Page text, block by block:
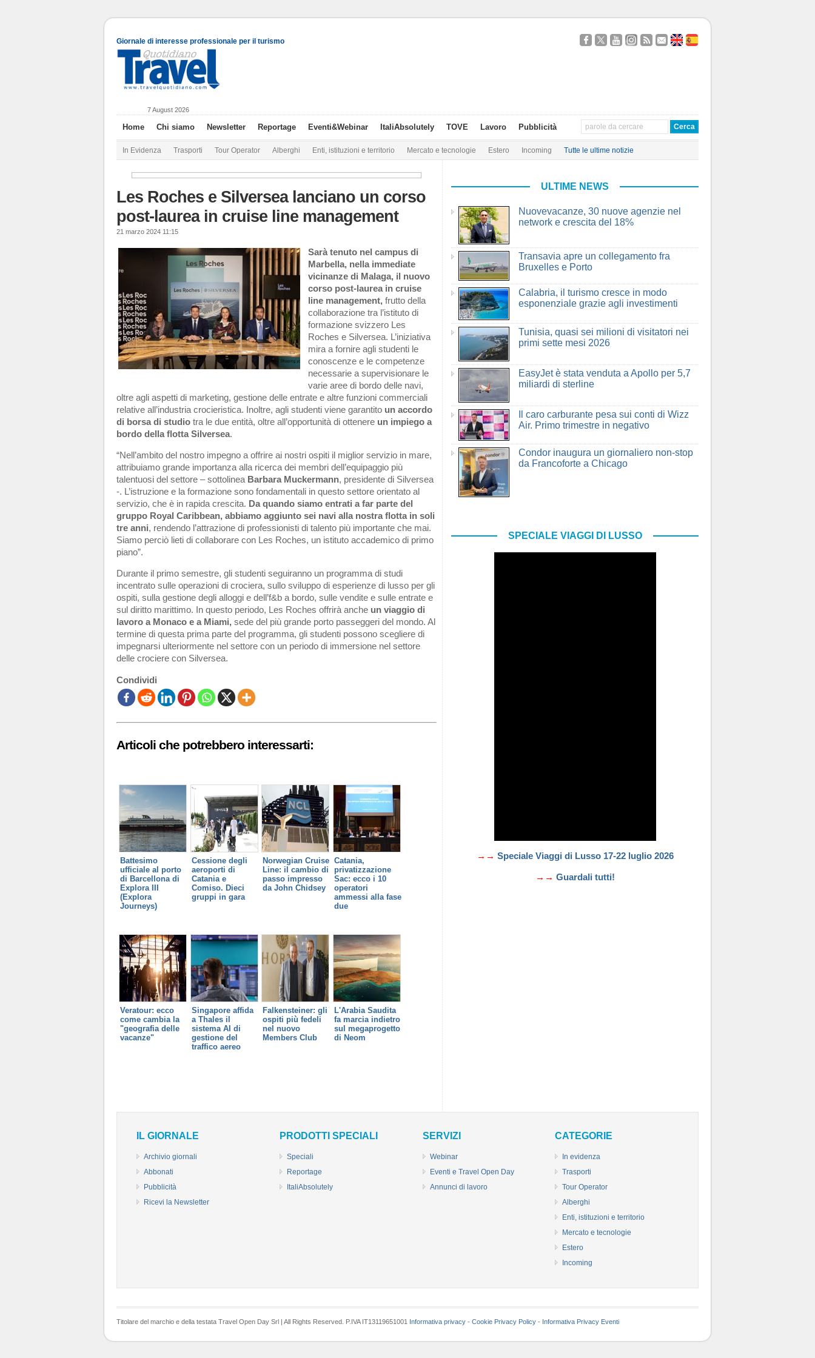
Giornale di interesse professionale per il turismo
SeguiciSeguiGuardaciSeguiciSeguiContattaci
About
7 August 2026
Home Chi siamo Newsletter Reportage Eventi&Webinar ItaliAbsolutely TOVE Lavoro Pubblicità
In Evidenza Trasporti Tour Operator Alberghi Enti, istituzioni e territorio Mercato e tecnologie Estero Incoming Tutte le ultime notizie
Les Roches e Silversea lanciano un corso
post-laurea in cruise line management
21 marzo 2024 11:15
Sarà tenuto nel campus di
Marbella, nella immediate
vicinanze di Malaga, il nuovo
corso post-laurea in cruise
line management, frutto della
collaborazione tra l’istituto di
formazione svizzero Les
Roches e Silversea. L’iniziativa
mira a fornire agli studenti le
conoscenze e le competenze
necessarie a supervisionare le
varie aree di bordo delle navi,
oltre agli aspetti di marketing, gestione delle entrate e altre funzioni commerciali
relative all’industria crocieristica. Inoltre, agli studenti viene garantito un accordo
di borsa di studio tra le due entità, oltre all’opportunità di ottenere un impiego a
bordo della flotta Silversea.
“Nell’ambito del nostro impegno a offrire ai nostri ospiti il miglior servizio in mare,
attribuiamo grande importanza alla ricerca dei membri dell’equipaggio più
talentuosi del settore – sottolinea Barbara Muckermann, presidente di Silversea
-. L’istruzione e la formazione sono fondamentali in questo settore orientato al
servizio, che è in rapida crescita. Da quando siamo entrati a far parte del
gruppo Royal Caribbean, abbiamo aggiunto sei navi alla nostra flotta in soli
tre anni, rendendo l’attrazione di professionisti di talento più importante che mai.
Siamo perciò lieti di collaborare con Les Roches, un istituto accademico di primo
piano”.
Durante il primo semestre, gli studenti seguiranno un programma di studi
incentrato sulle operazioni di crociera, sullo sviluppo di esperienze di lusso per gli
ospiti, sulla gestione degli alloggi e dell’f&b a bordo, sulle vendite e sulle entrate e
sul diritto marittimo. In questo periodo, Les Roches offrirà anche un viaggio di
lavoro a Monaco e a Miami, sede del più grande porto passeggeri del mondo. Al
termine di questa prima parte del programma, gli studenti possono scegliere di
impegnarsi ulteriormente nel settore con un periodo di immersione nel settore
delle crociere con Silversea.
Condividi
Articoli che potrebbero interessarti:
Battesimo
ufficiale al porto
di Barcellona di
Explora III
(Explora
Journeys)
Cessione degli
aeroporti di
Catania e
Comiso. Dieci
gruppi in gara
Norwegian Cruise
Line: il cambio di
passo impresso
da John Chidsey
Catania,
privatizzazione
Sac: ecco i 10
operatori
ammessi alla fase
due
Veratour: ecco
come cambia la
"geografia delle
vacanze"
Singapore affida
a Thales il
sistema AI di
gestione del
traffico aereo
Falkensteiner: gli
ospiti più fedeli
nel nuovo
Members Club
L'Arabia Saudita
fa marcia indietro
sul megaprogetto
di Neom
ULTIME NEWS
Nuovevacanze, 30 nuove agenzie nel
network e crescita del 18%
Transavia apre un collegamento fra
Bruxelles e Porto
Calabria, il turismo cresce in modo
esponenziale grazie agli investimenti
Tunisia, quasi sei milioni di visitatori nei
primi sette mesi 2026
EasyJet è stata venduta a Apollo per 5,7
miliardi di sterline
Il caro carburante pesa sui conti di Wizz
Air. Primo trimestre in negativo
Condor inaugura un giornaliero non-stop
da Francoforte a Chicago
SPECIALE VIAGGI DI LUSSO
→→ Speciale Viaggi di Lusso 17-22 luglio 2026
→→ Guardali tutti!
IL GIORNALE
Archivio giornali
Abbonati
Pubblicità
Ricevi la Newsletter
PRODOTTI SPECIALI
Speciali
Reportage
ItaliAbsolutely
SERVIZI
Webinar
Eventi e Travel Open Day
Annunci di lavoro
CATEGORIE
In evidenza
Trasporti
Tour Operator
Alberghi
Enti, istituzioni e territorio
Mercato e tecnologie
Estero
Incoming
Titolare del marchio e della testata Travel Open Day Srl | All Rights Reserved. P.IVA IT13119651001 Informativa privacy - Cookie Privacy Policy - Informativa Privacy Eventi